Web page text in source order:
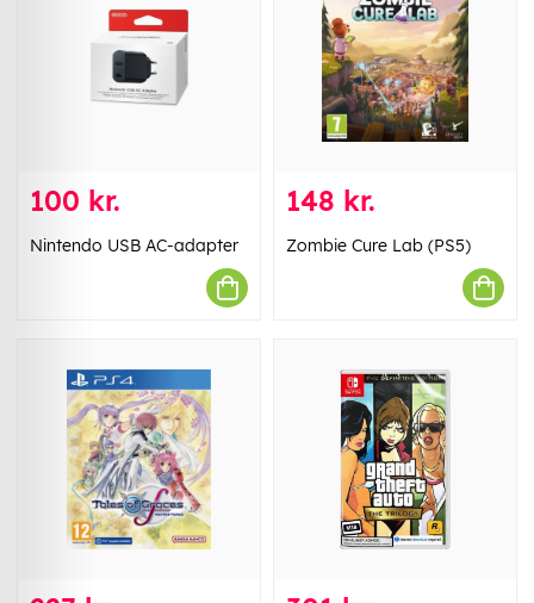
100 kr.
Nintendo USB AC-adapter
148 kr.
Zombie Cure Lab (PS5)